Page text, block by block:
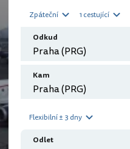
Zpáteční 1 cestující
Odkud
Kam
Flexibilní ± 3 dny
Odlet